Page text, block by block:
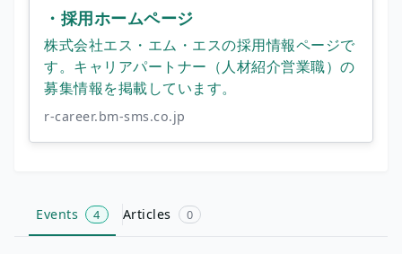
・採用ホームページ
株式会社エス・エム・エスの採用情報ページで
す。キャリアパートナー（人材紹介営業職）の
募集情報を掲載しています。
r-career.bm-sms.co.jp
Events 4 Articles 0